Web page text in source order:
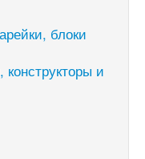
блоки
и